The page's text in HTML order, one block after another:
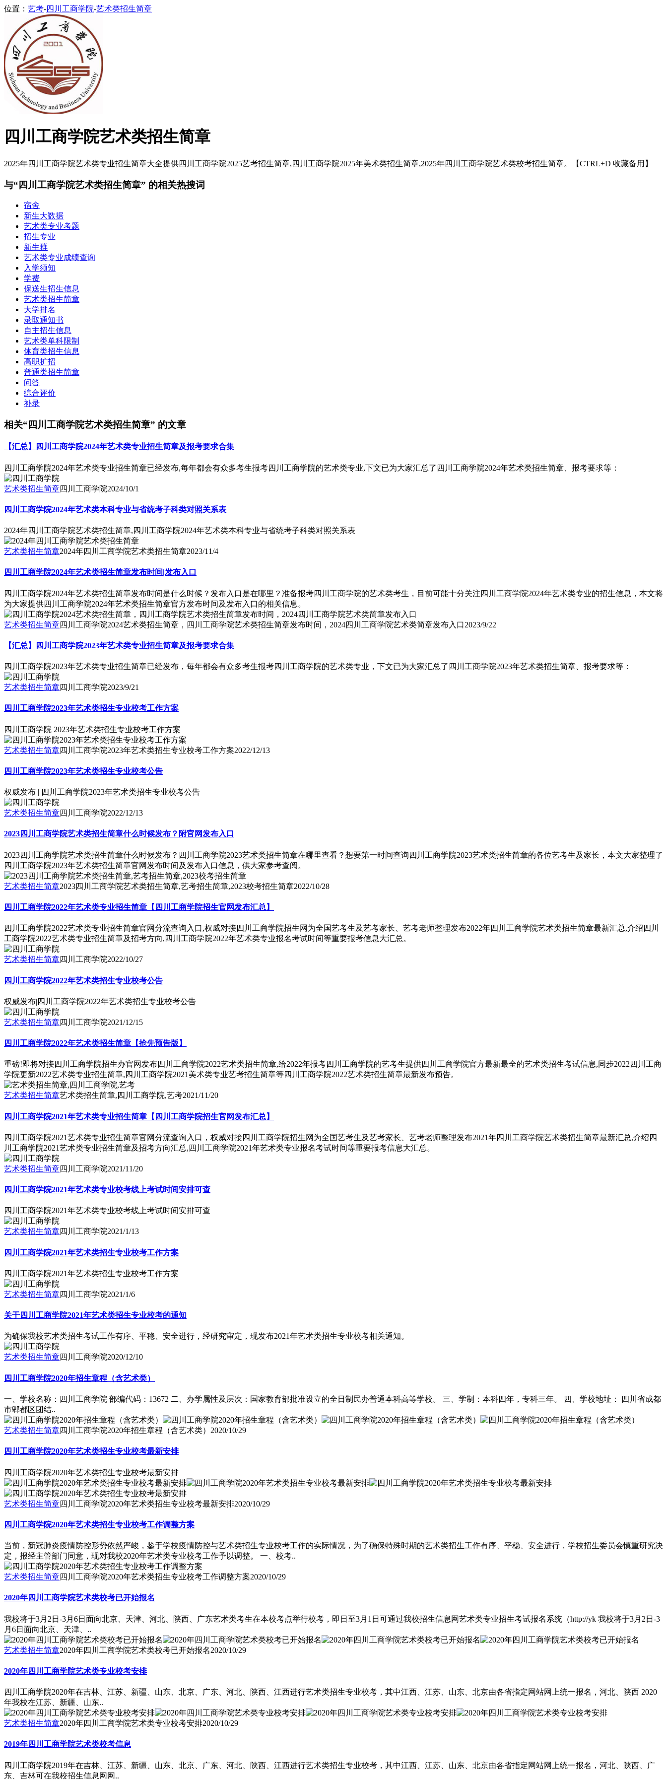
位置： 艺考-四川工商学院-艺术类招生简章
四川工商学院艺术类招生简章
2025年四川工商学院艺术类专业招生简章大全提供四川工商学院2025艺考招生简章,四川工商学院2025年美术类招生简章,2025年四川工商学院艺术类校考招生简章。【CTRL+D 收藏备用】
与“四川工商学院艺术类招生简章” 的相关热搜词
宿舍
新生大数据
艺术类专业考题
招生专业
新生群
艺术类专业成绩查询
入学须知
学费
保送生招生信息
艺术类招生简章
大学排名
录取通知书
自主招生信息
艺术类单科限制
体育类招生信息
高职扩招
普通类招生简章
问答
综合评价
补录
相关“四川工商学院艺术类招生简章” 的文章
【汇总】四川工商学院2024年艺术类专业招生简章及报考要求合集
四川工商学院2024年艺术类专业招生简章已经发布,每年都会有众多考生报考四川工商学院的艺术类专业,下文已为大家汇总了四川工商学院2024年艺术类招生简章、报考要求等：
艺术类招生简章四川工商学院2024/10/1
四川工商学院2024年艺术类本科专业与省统考子科类对照关系表
2024年四川工商学院艺术类招生简章,四川工商学院2024年艺术类本科专业与省统考子科类对照关系表
艺术类招生简章2024年四川工商学院艺术类招生简章2023/11/4
四川工商学院2024年艺术类招生简章发布时间|发布入口
四川工商学院2024年艺术类招生简章发布时间是什么时候？发布入口是在哪里？准备报考四川工商学院的艺术类考生，目前可能十分关注四川工商学院2024年艺术类专业的招生信息，本文将
为大家提供四川工商学院2024年艺术类招生简章官方发布时间及发布入口的相关信息。
艺术类招生简章四川工商学院2024艺术类招生简章，四川工商学院艺术类招生简章发布时间，2024四川工商学院艺术类简章发布入口2023/9/22
【汇总】四川工商学院2023年艺术类专业招生简章及报考要求合集
四川工商学院2023年艺术类专业招生简章已经发布，每年都会有众多考生报考四川工商学院的艺术类专业，下文已为大家汇总了四川工商学院2023年艺术类招生简章、报考要求等：
艺术类招生简章四川工商学院2023/9/21
四川工商学院2023年艺术类招生专业校考工作方案
四川工商学院 2023年艺术类招生专业校考工作方案
艺术类招生简章四川工商学院2023年艺术类招生专业校考工作方案2022/12/13
四川工商学院2023年艺术类招生专业校考公告
权威发布 | 四川工商学院2023年艺术类招生专业校考公告
艺术类招生简章四川工商学院2022/12/13
2023四川工商学院艺术类招生简章什么时候发布？附官网发布入口
2023四川工商学院艺术类招生简章什么时候发布？四川工商学院2023艺术类招生简章在哪里查看？想要第一时间查询四川工商学院2023艺术类招生简章的各位艺考生及家长，本文大家整理了
四川工商学院2023年艺术类招生简章官网发布时间及发布入口信息，供大家参考查阅。
艺术类招生简章2023四川工商学院艺术类招生简章,艺考招生简章,2023校考招生简章2022/10/28
四川工商学院2022年艺术类专业招生简章【四川工商学院招生官网发布汇总】
四川工商学院2022艺术类专业招生简章官网分流查询入口,权威对接四川工商学院招生网为全国艺考生及艺考家长、艺考老师整理发布2022年四川工商学院艺术类招生简章最新汇总,介绍四川
工商学院2022艺术类专业招生简章及招考方向,四川工商学院2022年艺术类专业报名考试时间等重要报考信息大汇总。
艺术类招生简章四川工商学院2022/10/27
四川工商学院2022年艺术类招生专业校考公告
权威发布|四川工商学院2022年艺术类招生专业校考公告
艺术类招生简章四川工商学院2021/12/15
四川工商学院2022年艺术类招生简章【抢先预告版】
重磅!即将对接四川工商学院招生办官网发布四川工商学院2022艺术类招生简章,给2022年报考四川工商学院的艺考生提供四川工商学院官方最新最全的艺术类招生考试信息,同步2022四川工商
学院更新2022艺术类专业招生简章,四川工商学院2021美术类专业艺考招生简章等四川工商学院2022艺术类招生简章最新发布预告。
艺术类招生简章艺术类招生简章,四川工商学院,艺考2021/11/20
四川工商学院2021年艺术类专业招生简章【四川工商学院招生官网发布汇总】
四川工商学院2021艺术类专业招生简章官网分流查询入口，权威对接四川工商学院招生网为全国艺考生及艺考家长、艺考老师整理发布2021年四川工商学院艺术类招生简章最新汇总,介绍四
川工商学院2021艺术类专业招生简章及招考方向汇总,四川工商学院2021年艺术类专业报名考试时间等重要报考信息大汇总。
艺术类招生简章四川工商学院2021/11/20
四川工商学院2021年艺术类专业校考线上考试时间安排可查
四川工商学院2021年艺术类专业校考线上考试时间安排可查
艺术类招生简章四川工商学院2021/1/13
四川工商学院2021年艺术类招生专业校考工作方案
四川工商学院2021年艺术类招生专业校考工作方案
艺术类招生简章四川工商学院2021/1/6
关于四川工商学院2021年艺术类招生专业校考的通知
为确保我校艺术类招生考试工作有序、平稳、安全进行，经研究审定，现发布2021年艺术类招生专业校考相关通知。
艺术类招生简章四川工商学院2020/12/10
四川工商学院2020年招生章程（含艺术类）
一、学校名称：四川工商学院 部编代码：13672 二、办学属性及层次：国家教育部批准设立的全日制民办普通本科高等学校。 三、学制：本科四年，专科三年。 四、学校地址： 四川省成都
市郫都区团结..
艺术类招生简章四川工商学院2020年招生章程（含艺术类） 2020/10/29
四川工商学院2020年艺术类招生专业校考最新安排
四川工商学院2020年艺术类招生专业校考最新安排
艺术类招生简章四川工商学院2020年艺术类招生专业校考最新安排2020/10/29
四川工商学院2020年艺术类招生专业校考工作调整方案
当前，新冠肺炎疫情防控形势依然严峻，鉴于学校疫情防控与艺术类招生专业校考工作的实际情况，为了确保特殊时期的艺术类招生工作有序、平稳、安全进行，学校招生委员会慎重研究决
定，报经主管部门同意，现对我校2020年艺术类专业校考工作予以调整。 一、校考..
艺术类招生简章四川工商学院2020年艺术类招生专业校考工作调整方案2020/10/29
2020年四川工商学院艺术类校考已开始报名
我校将于3月2日-3月6日面向北京、天津、河北、陕西、广东艺术类考生在本校考点举行校考，即日至3月1日可通过我校招生信息网艺术类专业招生考试报名系统（http://yk 我校将于3月2日-3
月6日面向北京、天津、..
艺术类招生简章2020年四川工商学院艺术类校考已开始报名2020/10/29
2020年四川工商学院艺术类专业校考安排
四川工商学院2020年在吉林、江苏、新疆、山东、北京、广东、河北、陕西、江西进行艺术类招生专业校考，其中江西、江苏、山东、北京由各省指定网站网上统一报名，河北、陕西 2020
年我校在江苏、新疆、山东..
艺术类招生简章2020年四川工商学院艺术类专业校考安排2020/10/29
2019年四川工商学院艺术类校考信息
四川工商学院2019年在吉林、江苏、新疆、山东、北京、广东、河北、陕西、江西进行艺术类招生专业校考，其中江西、江苏、山东、北京由各省指定网站网上统一报名，河北、陕西、广
东、吉林可在我校招生信息网网..